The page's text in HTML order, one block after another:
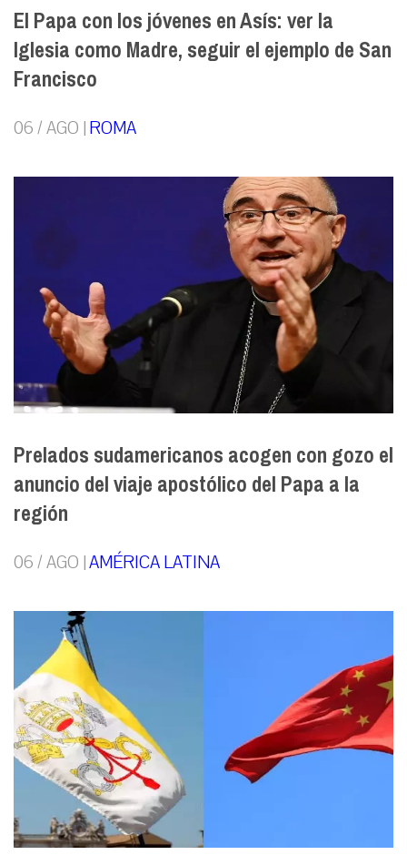
El Papa con los jóvenes en Asís: ver la
Iglesia como Madre, seguir el ejemplo de San
Francisco
06 / AGO |ROMA
Prelados sudamericanos acogen con gozo el
anuncio del viaje apostólico del Papa a la
región
06 / AGO |AMÉRICA LATINA